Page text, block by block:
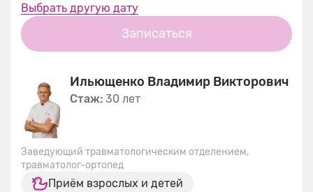
Выбрать другую дату
Записаться
Ильющенко Владимир Викторович
Стаж: 30 лет
Заведующий травматологическим отделением,
травматолог-ортопед
Приём взрослых и детей